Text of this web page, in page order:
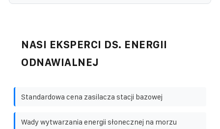
NASI EKSPERCI DS. ENERGII
ODNAWIALNEJ
Standardowa cena zasilacza stacji bazowej
Wady wytwarzania energii słonecznej na morzu